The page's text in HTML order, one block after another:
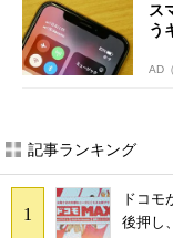
ス
う
AD
記事ランキング
ドコ
後押し